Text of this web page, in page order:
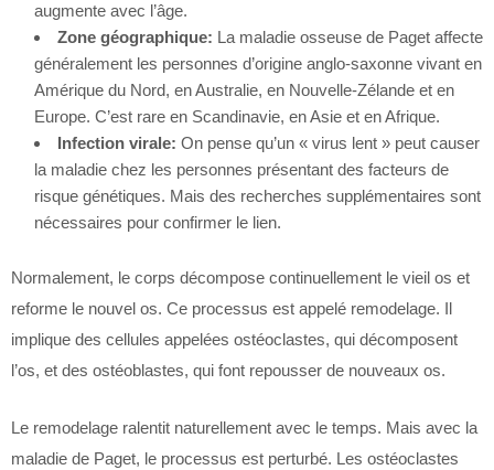
augmente avec l’âge.
Zone géographique: La maladie osseuse de Paget affecte
généralement les personnes d’origine anglo-saxonne vivant en
Amérique du Nord, en Australie, en Nouvelle-Zélande et en
Europe. C’est rare en Scandinavie, en Asie et en Afrique.
Infection virale: On pense qu’un « virus lent » peut causer
la maladie chez les personnes présentant des facteurs de
risque génétiques. Mais des recherches supplémentaires sont
nécessaires pour confirmer le lien.
Normalement, le corps décompose continuellement le vieil os et
reforme le nouvel os. Ce processus est appelé remodelage. Il
implique des cellules appelées ostéoclastes, qui décomposent
l’os, et des ostéoblastes, qui font repousser de nouveaux os.
Le remodelage ralentit naturellement avec le temps. Mais avec la
maladie de Paget, le processus est perturbé. Les ostéoclastes